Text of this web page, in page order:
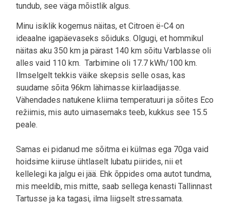
tundub, see väga mõistlik algus.
Minu isiklik kogemus näitas, et Citroen ë-C4 on
ideaalne igapäevaseks sõiduks. Olgugi, et hommikul
näitas aku 350 km ja pärast 140 km sõitu Varblasse oli
alles vaid 110 km. Tarbimine oli 17.7 kWh/100 km.
Ilmselgelt tekkis väike skepsis selle osas, kas
suudame sõita 96km lähimasse kiirlaadijasse.
Vähendades natukene kliima temperatuuri ja sõites Eco
režiimis, mis auto uimasemaks teeb, kukkus see 15.5
peale.
Samas ei pidanud me sõitma ei külmas ega 70ga vaid
hoidsime kiiruse ühtlaselt lubatu piirides, nii et
kellelegi ka jalgu ei jää. Ehk õppides oma autot tundma,
mis meeldib, mis mitte, saab sellega kenasti Tallinnast
Tartusse ja ka tagasi, ilma liigselt stressamata.